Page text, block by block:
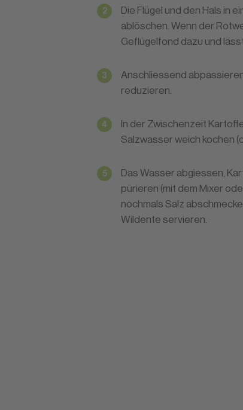
Die Flügel und den Hals in
ablöschen. Wenn der
Geflügelfond dazu und
Anschliessend
reduzieren.
In der Zwischenzeit
Salzwasser weich kochen
Das Wasser abgiessen,
pürieren (mit dem Mixer
nochmals Salz
Wildente servieren.